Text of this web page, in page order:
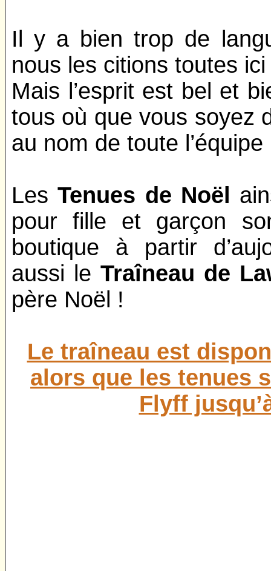
Il y a bien trop de
nous les citions toutes ici
Mais l’esprit est bel et
tous où que vous soyez
au nom de toute l’équipe
LesTenues de Noël
pour fille et garçon
boutique à partir
aussi le Traîneau de
père Noël !
Le traîneau est
alors que les tenues
Flyff